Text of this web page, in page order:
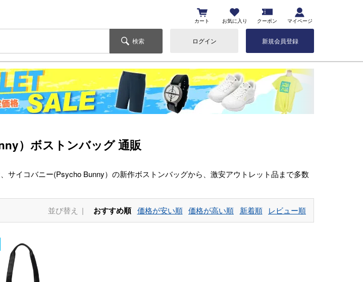
カート お気に入り クーポン マイページ
検索 ログイン 新規会員登録
）ボストンバッグ 通販
サイコバニー(Psycho Bunny）の新作ボストンバッグから、激安アウトレット品まで多数
並び替え おすすめ順 価格が安い順 価格が高い順 新着順 レビュー順